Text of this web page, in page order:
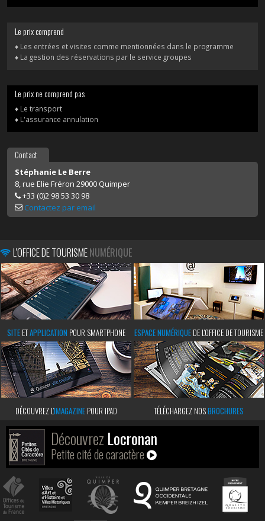
Le prix comprend
♦ Les entrées et visites comme mentionnées dans le programme
♦ La gestion des réservations par le service groupes
Le prix ne comprend pas
♦ Le transport
♦ L'assurance annulation
Contact
Stéphanie Le Berre
8, rue Elie Fréron 29000 Quimper
+33 (0)2 98 53 30 98
Contactez par email
L'OFFICE DE TOURISMENUMÉRIQUE
SITE ETAPPLICATION POUR SMARTPHONE ESPACE NUMÉRIQUE DE L'OFFICE DE TOURISME
DÉCOUVREZ L’IMAGAZINE POUR IPAD TÉLÉCHARGEZ NOSBROCHURES
Découvrez Locronan
Petite cité de caractère